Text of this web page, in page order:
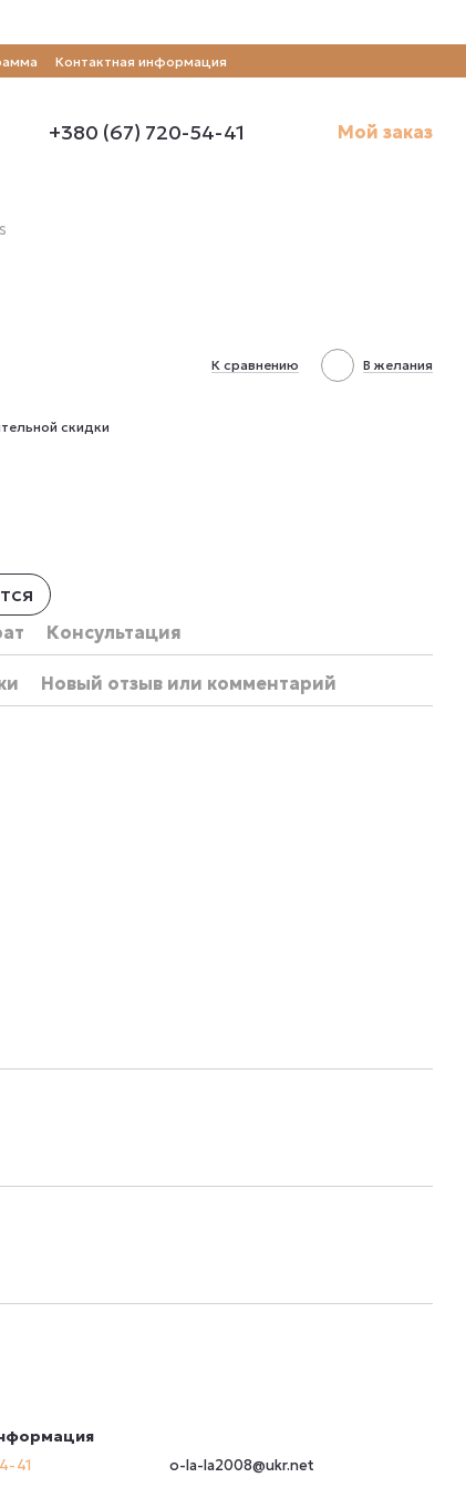
Контактная информация
+380 (67) 720-54-41 Мой заказ
К сравнению В желания
скидки
Консультация
Новый отзыв или комментарий
41
o-la-la2008@ukr.net